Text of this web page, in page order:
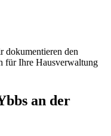
dokumentieren den
für Ihre Hausverwaltung
an der